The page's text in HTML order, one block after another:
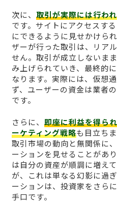
次に、 取引が実際には行わ
です。サイトにアクセスす
にできるように見せかけら
ザーが行った取引は、リア
せん。取引が成立しないま
み上げられていき、最終的
なります。実際には、仮想
ず、ユーザーの資金は業者
です。
さらに、 即座に利益を得ら
ーケティング戦略も目立ち
取引市場の動向と無関係に
ーションを見せることがあ
は自分の資産が順調に増え
が、これは単なる幻影に過
ーションは、投資家をさら
手口です。